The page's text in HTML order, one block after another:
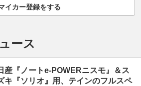
イカー登録をする
ース
産『ノートe-POWERニスモ』＆ス
キ『ソリオ』用、テインのフルスペ